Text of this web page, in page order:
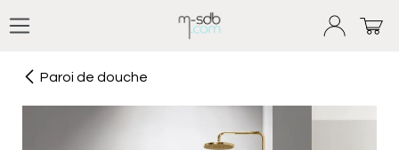
Paroi de douche